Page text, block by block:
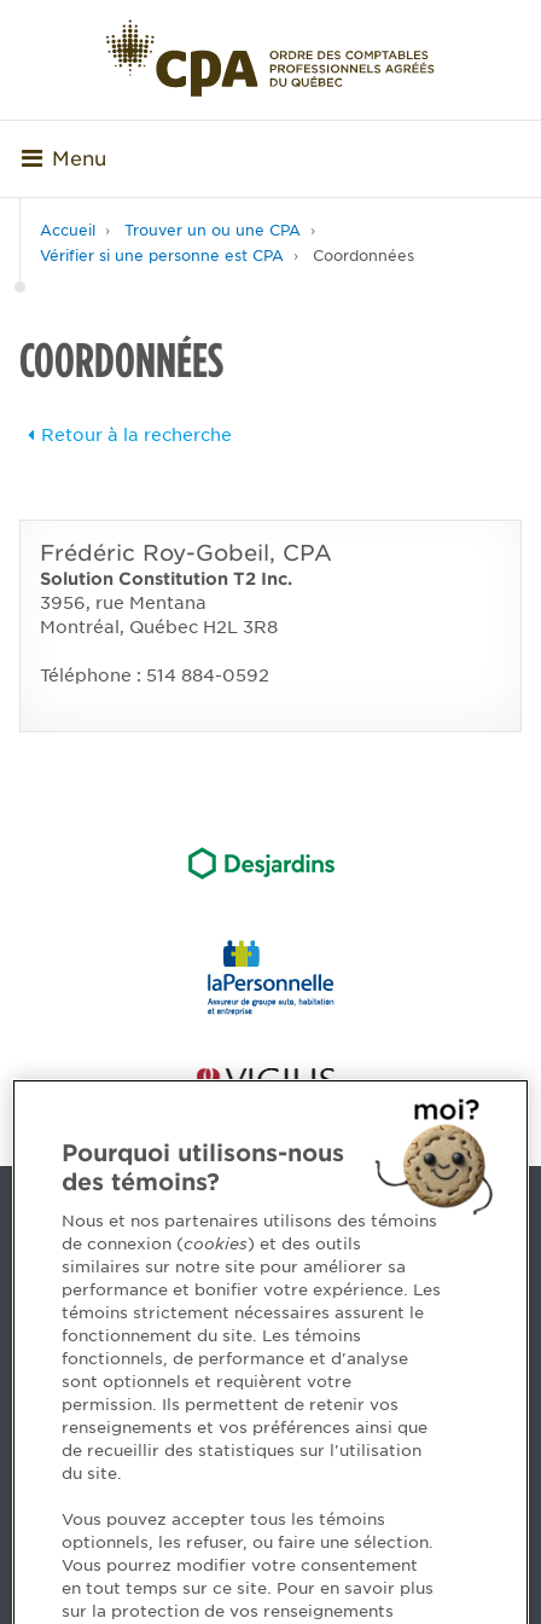
Menu
Accueil
Trouver un ou une CPA
Vérifier si une personne est CPA
Coordonnées
COORDONNÉES
Retour à la recherche
Frédéric Roy-Gobeil, CPA
Solution Constitution T2 Inc.
3956, rue Mentana
Montréal, Québec H2L 3R8
Téléphone : 514 884-0592
Nous joindre
5, Place Ville Marie, bureau 800, Montréal (Québec)
H3B 2G2
www.cpaquebec.ca
Des questions? Faites appel à notre équipe >
Envie de mettre de l’Ordre dans votre carrière? Voyez
les postes disponibles >
Facebook - Devenir CPA
Instagram
LinkedIn - CPA
LinkedIn - 20 minutes CPA
Pourquoi utilisons-nous
des témoins?
Nous et nos partenaires utilisons des témoins
de connexion (cookies) et des outils
similaires sur notre site pour améliorer sa
performance et bonifier votre expérience. Les
témoins strictement nécessaires assurent le
fonctionnement du site. Les témoins
fonctionnels, de performance et d'analyse
sont optionnels et requièrent votre
permission. Ils permettent de retenir vos
renseignements et vos préférences ainsi que
de recueillir des statistiques sur l'utilisation
du site.
Vous pouvez accepter tous les témoins
optionnels, les refuser, ou faire une sélection.
Vous pourrez modifier votre consentement
en tout temps sur ce site. Pour en savoir plus
sur la protection de vos renseignements